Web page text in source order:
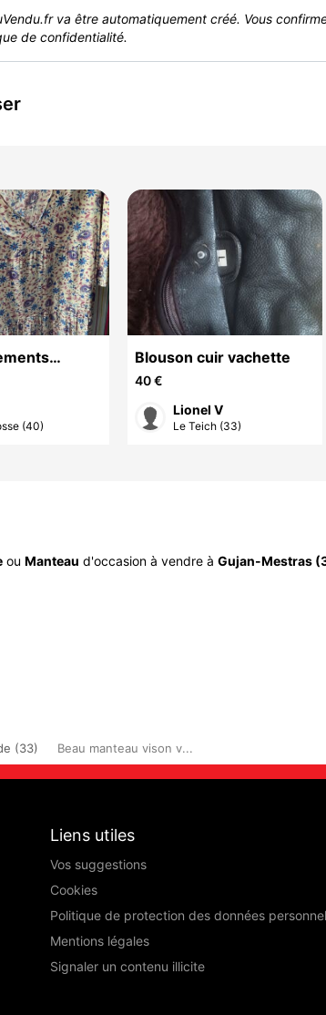
va être automatiquement créé. Vous
de confidentialité.
36 ou S
(40)
Blouson cuir vachette
40 €
Lionel V
Le Teich (33)
ou Manteau d'occasion à vendre à Gujan-Mestras
(33) Beau manteau vison v...
Liens utiles
Vos suggestions
Cookies
Politique de protection des données
Mentions légales
Signaler un contenu illicite